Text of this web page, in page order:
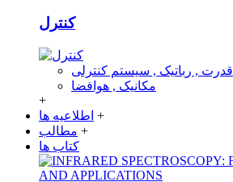
کنترل
قدرت , رباتیک , سیستم کنترلی
مکانیک , هوافضا
+
اطلاعیه ها +
مطالب +
کتاب ها